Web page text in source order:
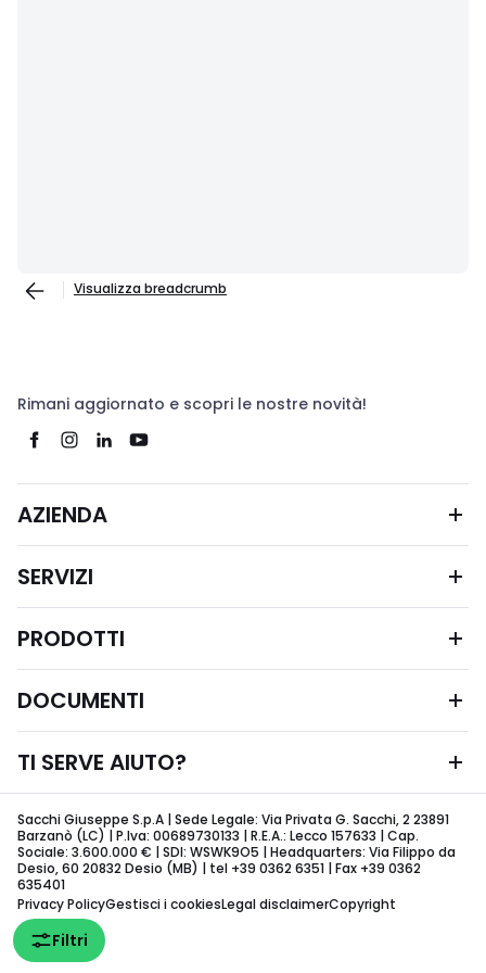
Filtri
Visualizza breadcrumb
Rimani aggiornato e scopri le nostre novità!
AZIENDA
SERVIZI
PRODOTTI
DOCUMENTI
TI SERVE AIUTO?
Sacchi Giuseppe S.p.A | Sede Legale: Via Privata G. Sacchi, 2 23891
Barzanò (LC) | P.Iva: 00689730133 | R.E.A.: Lecco 157633 | Cap.
Sociale: 3.600.000 € | SDI: WSWK9O5 | Headquarters: Via Filippo da
Desio, 60 20832 Desio (MB) | tel +39 0362 6351 | Fax +39 0362
635401
Privacy PolicyGestisci i cookiesLegal disclaimerCopyright